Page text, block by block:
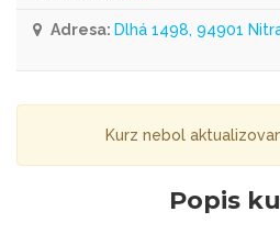
Adresa: Dlhá 1498, 94901
Kurz nebol
Popis